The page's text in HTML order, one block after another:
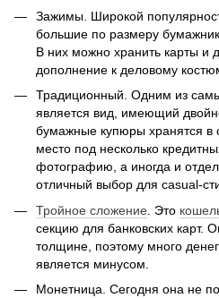
Зажимы. Широкой
большие по размеру
В них можно хранить карты и
дополнение к деловому
Традиционный. Одним из
является вид, имеющий
бумажные купюры хранятся в
место под несколько
фотографию, а иногда и
отличный выбор для casual-
Тройное сложение . Это
секцию для банковских карт.
толщине, поэтому много
является минусом.
Монетница. Сегодня она не